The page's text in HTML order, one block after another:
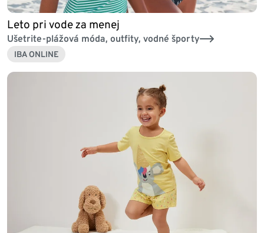
Leto pri vode za menej
Ušetrite-plážová móda, outfity, vodné športy
IBA ONLINE